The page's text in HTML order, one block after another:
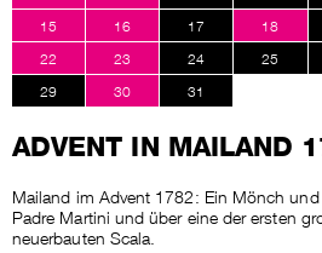
15
16 17 18
22
23 24 25
29
30 31
ADVENT IN MAILAND
Mailand im Advent 1782: Ein Mönch
Padre Martini und über eine der ersten
neuerbauten Scala.